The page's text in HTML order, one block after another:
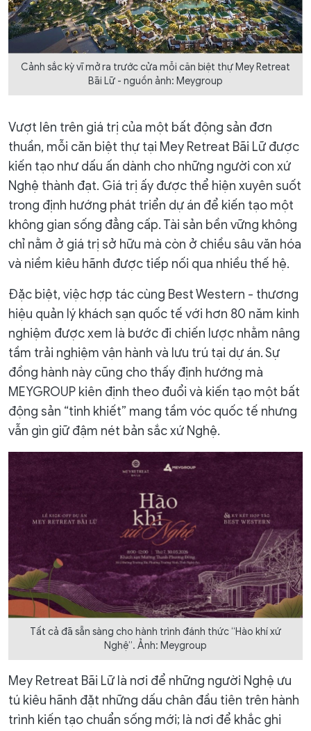
Cảnh sắc kỳ vĩ mở ra trước cửa mỗi căn biệt thự Mey Retreat
Bãi Lữ - nguồn ảnh: Meygroup
Vượt lên trên giá trị của một bất động sản đơn
thuần, mỗi căn biệt thự tại Mey Retreat Bãi Lữ được
kiến tạo như dấu ấn dành cho những người con xứ
Nghệ thành đạt. Giá trị ấy được thể hiện xuyên suốt
trong định hướng phát triển dự án để kiến tạo một
không gian sống đẳng cấp. Tài sản bền vững không
chỉ nằm ở giá trị sở hữu mà còn ở chiều sâu văn hóa
và niềm kiêu hãnh được tiếp nối qua nhiều thế hệ.
Đặc biệt, việc hợp tác cùng Best Western - thương
hiệu quản lý khách sạn quốc tế với hơn 80 năm kinh
nghiệm được xem là bước đi chiến lược nhằm nâng
tầm trải nghiệm vận hành và lưu trú tại dự án. Sự
đồng hành này cũng cho thấy định hướng mà
MEYGROUP kiên định theo đuổi và kiến tạo một bất
động sản “tinh khiết” mang tầm vóc quốc tế nhưng
vẫn gìn giữ đậm nét bản sắc xứ Nghệ.
Tất cả đã sẵn sàng cho hành trình đánh thức “Hào khí xứ
Nghệ”. Ảnh: Meygroup
Mey Retreat Bãi Lữ là nơi để những người Nghệ ưu
tú kiêu hãnh đặt những dấu chân đầu tiên trên hành
trình kiến tạo chuẩn sống mới; là nơi để khắc ghi